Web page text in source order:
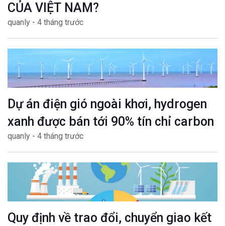
CỦA VIỆT NAM?
quanly - 4 tháng trước
Dự án điện gió ngoài khơi, hydrogen
xanh được bán tới 90% tín chỉ carbon
quanly - 4 tháng trước
Quy định về trao đổi, chuyển giao kết